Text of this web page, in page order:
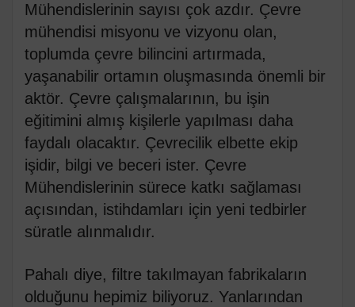
Mühendislerinin sayısı çok azdır. Çevre
mühendisi misyonu ve vizyonu olan,
toplumda çevre bilincini artırmada,
yaşanabilir ortamın oluşmasında önemli bir
aktör. Çevre çalışmalarının, bu işin
eğitimini almış kişilerle yapılması daha
faydalı olacaktır. Çevrecilik elbette ekip
işidir, bilgi ve beceri ister. Çevre
Mühendislerinin sürece katkı sağlaması
açısından, istihdamları için yeni tedbirler
süratle alınmalıdır.
Pahalı diye, filtre takılmayan fabrikaların
olduğunu hepimiz biliyoruz. Yanlarından